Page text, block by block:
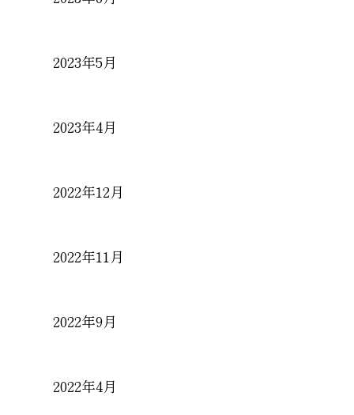
2023年5月
2023年4月
2022年12月
2022年11月
2022年9月
2022年4月